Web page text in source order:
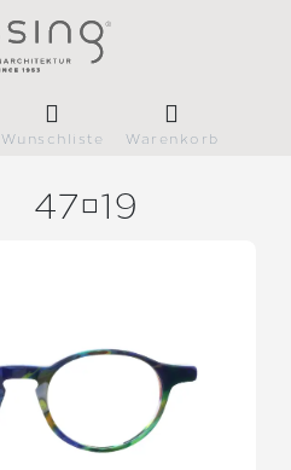
Wunschliste Warenkorb
4719